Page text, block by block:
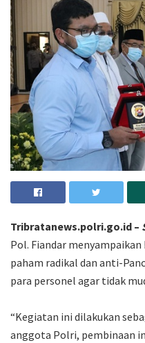
Tribratanews.polri.go.id –
Pol. Fiandar
paham radikal dan anti-
para personel agar tidak
“Kegiatan ini dilakukan
anggota Polri, pembinaan